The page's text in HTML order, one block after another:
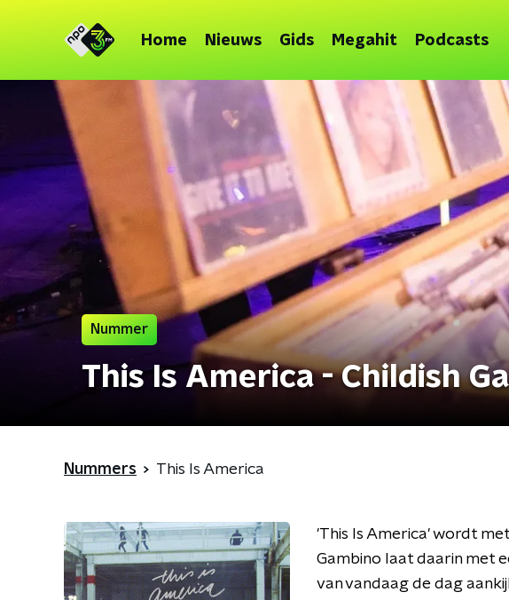
Home Nieuws Gids Megahit Podcasts
Nummer
This Is America - Childish
Nummers This Is America
'This Is America' wordt
Gambino laat daarin met
van vandaag de dag